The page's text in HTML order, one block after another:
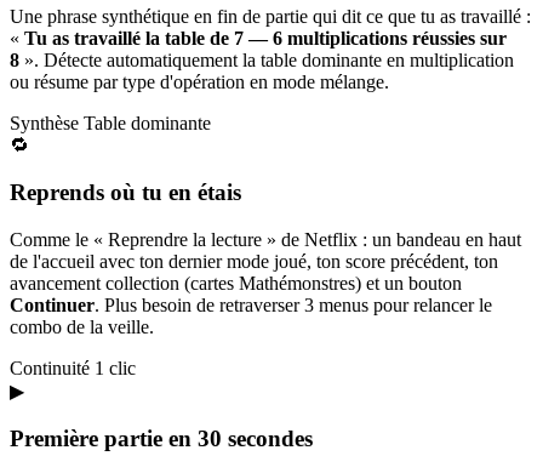
Une phrase synthétique en fin de partie qui dit ce que tu as travaillé :
« Tu as travaillé la table de 7 — 6 multiplications réussies sur
8 ». Détecte automatiquement la table dominante en multiplication
ou résume par type d'opération en mode mélange.
Synthèse Table dominante
🔁
Reprends où tu en étais
Comme le « Reprendre la lecture » de Netflix : un bandeau en haut
de l'accueil avec ton dernier mode joué, ton score précédent, ton
avancement collection (cartes Mathémonstres) et un bouton
Continuer. Plus besoin de retraverser 3 menus pour relancer le
combo de la veille.
Continuité 1 clic
▶
Première partie en 30 secondes